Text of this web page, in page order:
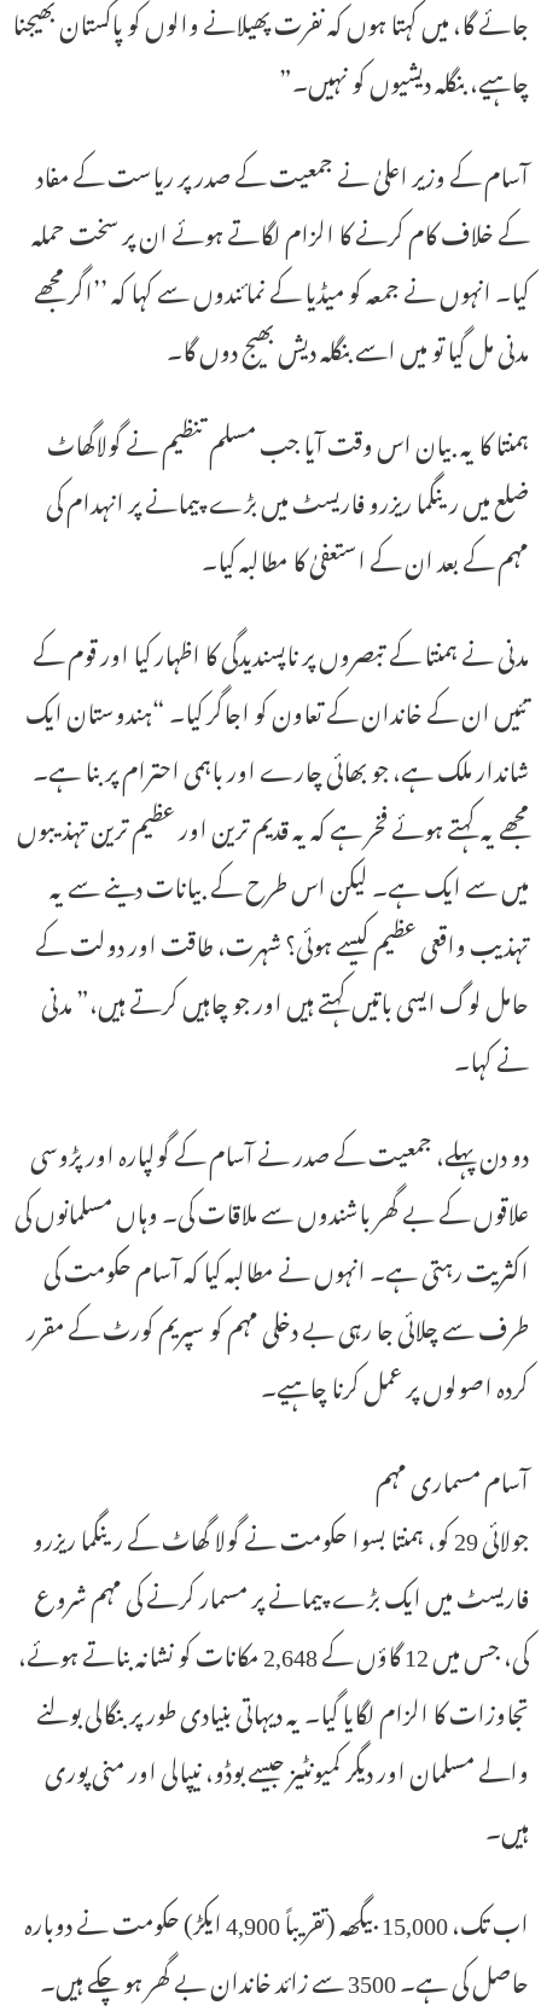
جائے گا، میں کہتا ہوں کہ نفرت پھیلانے والوں کو پاکستان بھیجنا
چاہیے، بنگلہ دیشیوں کو نہیں۔”
آسام کے وزیر اعلیٰ نے جمعیت کے صدر پر ریاست کے مفاد
کے خلاف کام کرنے کا الزام لگاتے ہوئے ان پر سخت حملہ
کیا۔ انہوں نے جمعہ کو میڈیا کے نمائندوں سے کہا کہ ’’اگر مجھے
مدنی مل گیا تو میں اسے بنگلہ دیش بھیج دوں گا۔
ہمنتا کا یہ بیان اس وقت آیا جب مسلم تنظیم نے گولاگھاٹ
ضلع میں رینگما ریزرو فاریسٹ میں بڑے پیمانے پر انہدام کی
مہم کے بعد ان کے استعفیٰ کا مطالبہ کیا۔
مدنی نے ہمنتا کے تبصروں پر ناپسندیدگی کا اظہار کیا اور قوم کے
تئیں ان کے خاندان کے تعاون کو اجاگر کیا۔ “ہندوستان ایک
شاندار ملک ہے، جو بھائی چارے اور باہمی احترام پر بنا ہے۔
مجھے یہ کہتے ہوئے فخر ہے کہ یہ قدیم ترین اور عظیم ترین تہذیبوں
میں سے ایک ہے۔ لیکن اس طرح کے بیانات دینے سے یہ
تہذیب واقعی عظیم کیسے ہوئی؟ شہرت، طاقت اور دولت کے
حامل لوگ ایسی باتیں کہتے ہیں اور جو چاہیں کرتے ہیں،” مدنی
نے کہا۔
دو دن پہلے، جمعیت کے صدر نے آسام کے گولپارہ اور پڑوسی
علاقوں کے بے گھر باشندوں سے ملاقات کی۔ وہاں مسلمانوں کی
اکثریت رہتی ہے۔ انہوں نے مطالبہ کیا کہ آسام حکومت کی
طرف سے چلائی جا رہی بے دخلی مہم کو سپریم کورٹ کے مقرر
کردہ اصولوں پر عمل کرنا چاہیے۔
آسام مسماری مہم
جولائی 29 کو، ہمنتا بسوا حکومت نے گولا گھاٹ کے رینگما ریزرو
فاریسٹ میں ایک بڑے پیمانے پر مسمار کرنے کی مہم شروع
کی، جس میں 12 گاؤں کے 2,648 مکانات کو نشانہ بناتے ہوئے،
تجاوزات کا الزام لگایا گیا۔ یہ دیہاتی بنیادی طور پر بنگالی بولنے
والے مسلمان اور دیگر کمیونٹیز جیسے بوڈو، نیپالی اور منی پوری
ہیں۔
اب تک، 15,000 بیگھہ (تقریباً 4,900 ایکڑ) حکومت نے دوبارہ
حاصل کی ہے۔ 3500 سے زائد خاندان بے گھر ہو چکے ہیں۔